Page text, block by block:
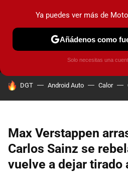
MENÚ
COCHES
HOY SE HABLA DE
DGT Android Auto Calor
Max Verstappen
Carlos Sainz se
vuelve a dejar tirado
Ya puedes ver más de
Añádenos como
Solo necesitas una